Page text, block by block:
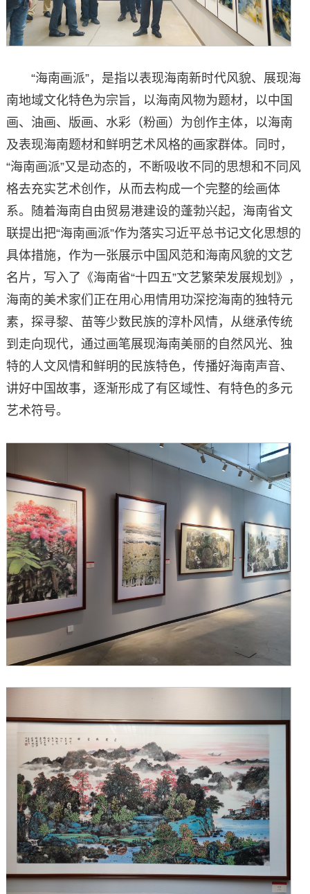
“海南画派”，是指以表现海南新时代风貌、展现海
南地域文化特色为宗旨，以海南风物为题材，以中国
画、油画、版画、水彩（粉画）为创作主体，以海南
及表现海南题材和鲜明艺术风格的画家群体。同时，
“海南画派”又是动态的，不断吸收不同的思想和不同风
格去充实艺术创作，从而去构成一个完整的绘画体
系。随着海南自由贸易港建设的蓬勃兴起，海南省文
联提出把“海南画派”作为落实习近平总书记文化思想的
具体措施，作为一张展示中国风范和海南风貌的文艺
名片，写入了《海南省“十四五”文艺繁荣发展规划》，
海南的美术家们正在用心用情用功深挖海南的独特元
素，探寻黎、苗等少数民族的淳朴风情，从继承传统
到走向现代，通过画笔展现海南美丽的自然风光、独
特的人文风情和鲜明的民族特色，传播好海南声音、
讲好中国故事，逐渐形成了有区域性、有特色的多元
艺术符号。